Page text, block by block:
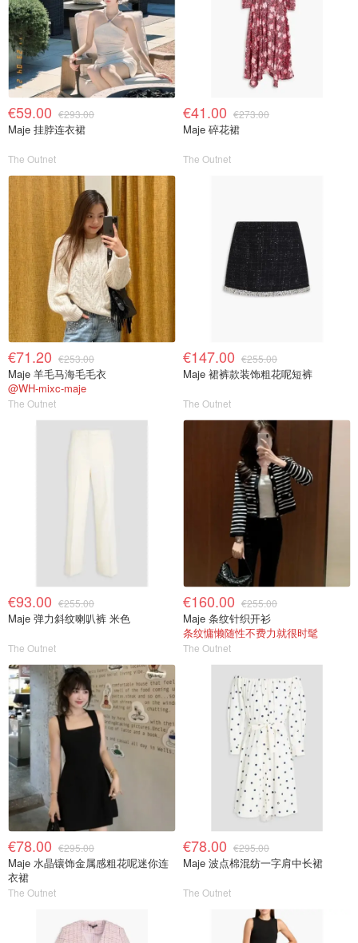
€59.00 €293.00
Maje 挂脖连衣裙
The Outnet
€41.00 €273.00
Maje 碎花裙
The Outnet
€71.20 €253.00
Maje 羊毛马海毛毛衣
@WH-mixc-maje
The Outnet
€147.00 €255.00
Maje 裙裤款装饰粗花呢短裤
The Outnet
€93.00 €255.00
Maje 弹力斜纹喇叭裤 米色
The Outnet
€160.00 €255.00
Maje 条纹针织开衫
条纹慵懒随性不费力就很时髦
The Outnet
€78.00 €295.00
Maje 水晶镶饰金属感粗花呢迷你连
衣裙
The Outnet
€78.00 €295.00
Maje 波点棉混纺一字肩中长裙
The Outnet